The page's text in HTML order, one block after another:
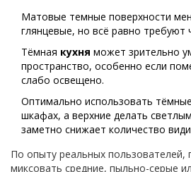
Матовые темные поверхности
глянцевые, но всё равно требуют
Тёмная кухня может зрительно
пространство, особенно если
слабо освещено.
Оптимально использовать
шкафах, а верхние делать
заметно снижает количество
По опыту реальных пользователей,
миксовать средние, пыльно-серые